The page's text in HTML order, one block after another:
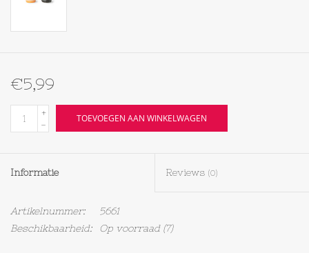
Boeken
Textiel
Olieflessen
€5,99
+
-
TOEVOEGEN AAN WINKELWAGEN
Informatie Reviews (0)
Artikelnummer:
5661
Beschikbaarheid:
Op voorraad(7)